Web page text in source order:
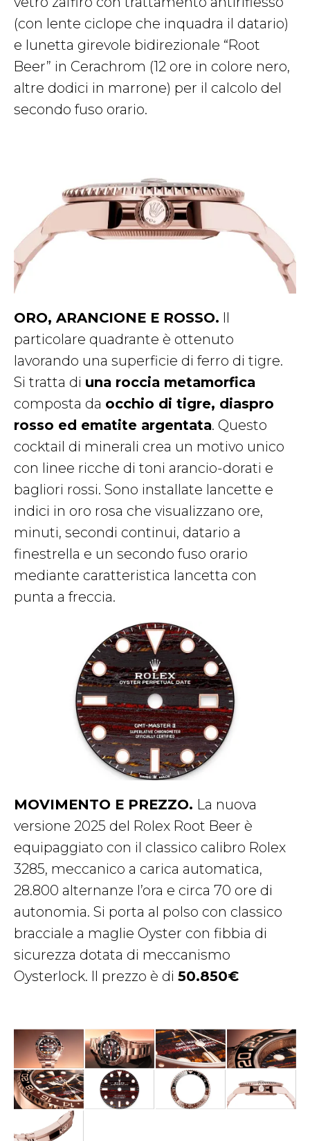
(con lente ciclope che inquadra il datario)
e lunetta girevole bidirezionale “Root
Beer” in Cerachrom (12 ore in colore nero,
altre dodici in marrone) per il calcolo del
secondo fuso orario.
ORO, ARANCIONE E ROSSO. Il
particolare quadrante è ottenuto
lavorando una superficie di ferro di tigre.
Si tratta di una roccia metamorfica
composta da occhio di tigre, diaspro
rosso ed ematite argentata. Questo
cocktail di minerali crea un motivo unico
con linee ricche di toni arancio-dorati e
bagliori rossi. Sono installate lancette e
indici in oro rosa che visualizzano ore,
minuti, secondi continui, datario a
finestrella e un secondo fuso orario
mediante caratteristica lancetta con
punta a freccia.
MOVIMENTO E PREZZO. La nuova
versione 2025 del Rolex Root Beer è
equipaggiato con il classico calibro Rolex
3285, meccanico a carica automatica,
28.800 alternanze l’ora e circa 70 ore di
autonomia. Si porta al polso con classico
bracciale a maglie Oyster con fibbia di
sicurezza dotata di meccanismo
Oysterlock. Il prezzo è di 50.850€